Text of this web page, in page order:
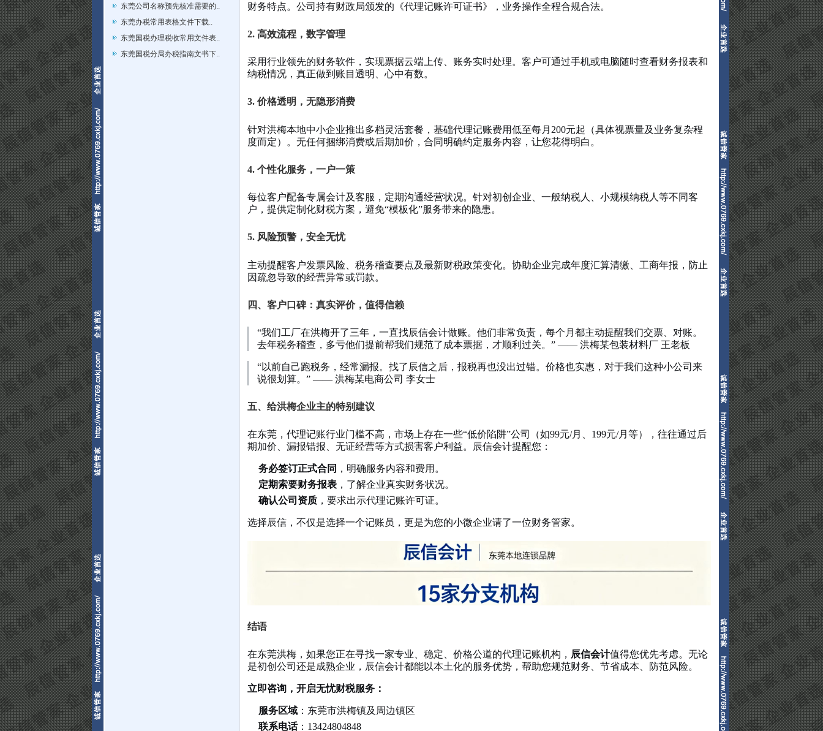
东莞公司名称预先核准需要的..
东莞办税常用表格文件下载..
东莞国税办理税收常用文件表..
东莞国税分局办税指南文书下..
财务特点。公司持有财政局颁发的《代理记账许可证书》，业务操作全程合规合法。
2. 高效流程，数字管理
采用行业领先的财务软件，实现票据云端上传、账务实时处理。客户可通过手机或电脑随时查看财务报表和
纳税情况，真正做到账目透明、心中有数。
3. 价格透明，无隐形消费
针对洪梅本地中小企业推出多档灵活套餐，基础代理记账费用低至每月200元起（具体视票量及业务复杂程
度而定）。无任何捆绑消费或后期加价，合同明确约定服务内容，让您花得明白。
4. 个性化服务，一户一策
每位客户配备专属会计及客服，定期沟通经营状况。针对初创企业、一般纳税人、小规模纳税人等不同客
户，提供定制化财税方案，避免“模板化”服务带来的隐患。
5. 风险预警，安全无忧
主动提醒客户发票风险、税务稽查要点及最新财税政策变化。协助企业完成年度汇算清缴、工商年报，防止
因疏忽导致的经营异常或罚款。
四、客户口碑：真实评价，值得信赖
“我们工厂在洪梅开了三年，一直找辰信会计做账。他们非常负责，每个月都主动提醒我们交票、对账。
去年税务稽查，多亏他们提前帮我们规范了成本票据，才顺利过关。” —— 洪梅某包装材料厂 王老板
“以前自己跑税务，经常漏报。找了辰信之后，报税再也没出过错。价格也实惠，对于我们这种小公司来
说很划算。” —— 洪梅某电商公司 李女士
五、给洪梅企业主的特别建议
在东莞，代理记账行业门槛不高，市场上存在一些“低价陷阱”公司（如99元/月、199元/月等），往往通过后
期加价、漏报错报、无证经营等方式损害客户利益。辰信会计提醒您：
务必签订正式合同 ，明确服务内容和费用。
定期索要财务报表 ，了解企业真实财务状况。
确认公司资质 ，要求出示代理记账许可证。
选择辰信，不仅是选择一个记账员，更是为您的小微企业请了一位财务管家。
结语
在东莞洪梅，如果您正在寻找一家专业、稳定、价格公道的代理记账机构， 辰信会计值得您优先考虑。无论
是初创公司还是成熟企业，辰信会计都能以本土化的服务优势，帮助您规范财务、节省成本、防范风险。
立即咨询，开启无忧财税服务：
服务区域 ：东莞市洪梅镇及周边镇区
联系电话：13424804848